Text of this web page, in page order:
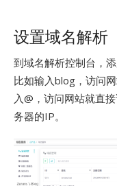
设置域名解析
到域名解析控制台，
比如输入blog，访问
入@，访问网站就直
务器的IP。